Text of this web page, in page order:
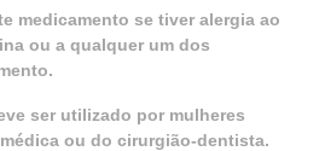
medicamento se tiver alergia ao
ou a qualquer um dos
ser utilizado por mulheres
ou do cirurgião-dentista.